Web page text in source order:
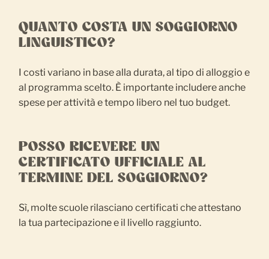
QUANTO COSTA UN SOGGIORNO
LINGUISTICO?
I costi variano in base alla durata, al tipo di alloggio e
al programma scelto. È importante includere anche
spese per attività e tempo libero nel tuo budget.
POSSO RICEVERE UN
CERTIFICATO UFFICIALE AL
TERMINE DEL SOGGIORNO?
Sì, molte scuole rilasciano certificati che attestano
la tua partecipazione e il livello raggiunto.